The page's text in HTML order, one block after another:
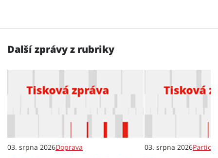
Další zprávy z rubriky
03. srpna 2026Doprava 03. srpna 2026